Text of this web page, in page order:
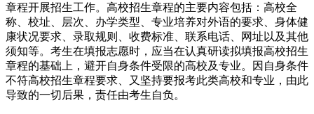
章程开展招生工作。高校招生章程的主要内容包括：高校全
称、校址、层次、办学类型、专业培养对外语的要求、身体健
康状况要求、录取规则、收费标准、联系电话、网址以及其他
须知等。考生在填报志愿时，应当在认真研读拟填报高校招生
章程的基础上，避开自身条件受限的高校及专业。因自身条件
不符高校招生章程要求、又坚持要报考此类高校和专业，由此
导致的一切后果，责任由考生自负。